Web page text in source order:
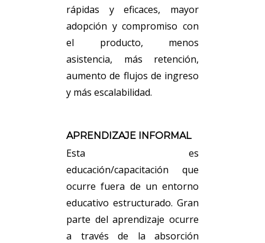
rápidas y eficaces, mayor
adopción y compromiso con
el producto, menos
asistencia, más retención,
aumento de flujos de ingreso
y más escalabilidad.
APRENDIZAJE INFORMAL
Esta es
educación/capacitación que
ocurre fuera de un entorno
educativo estructurado. Gran
parte del aprendizaje ocurre
a través de la absorción